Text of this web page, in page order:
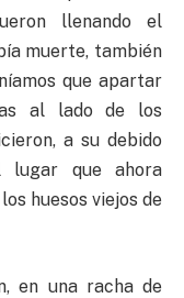
llenando el
muerte, también
que apartar
al lado de los
a su debido
lugar que ahora
huesos viejos de
en una racha de